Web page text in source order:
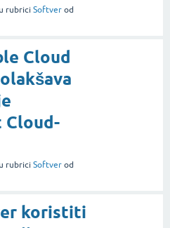
u rubrici Softver od
Cloud
u rubrici Softver od
koristiti